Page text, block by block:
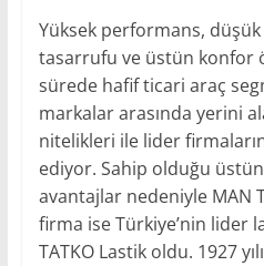
Yüksek performans,
tasarrufu ve üstün konfor
sürede hafif ticari araç
markalar arasında yerini
nitelikleri ile lider
ediyor. Sahip olduğu
avantajlar nedeniyle MAN
firma ise Türkiye’nin lider
TATKO Lastik oldu. 1927